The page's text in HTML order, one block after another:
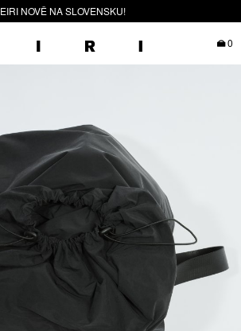
EIRI NOVĚ NA SLOVENSKU!
0